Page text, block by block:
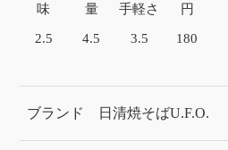
味
2.5
量
4.5
手軽さ
3.5
円
180
ブランド 日清焼そばU.F.O.